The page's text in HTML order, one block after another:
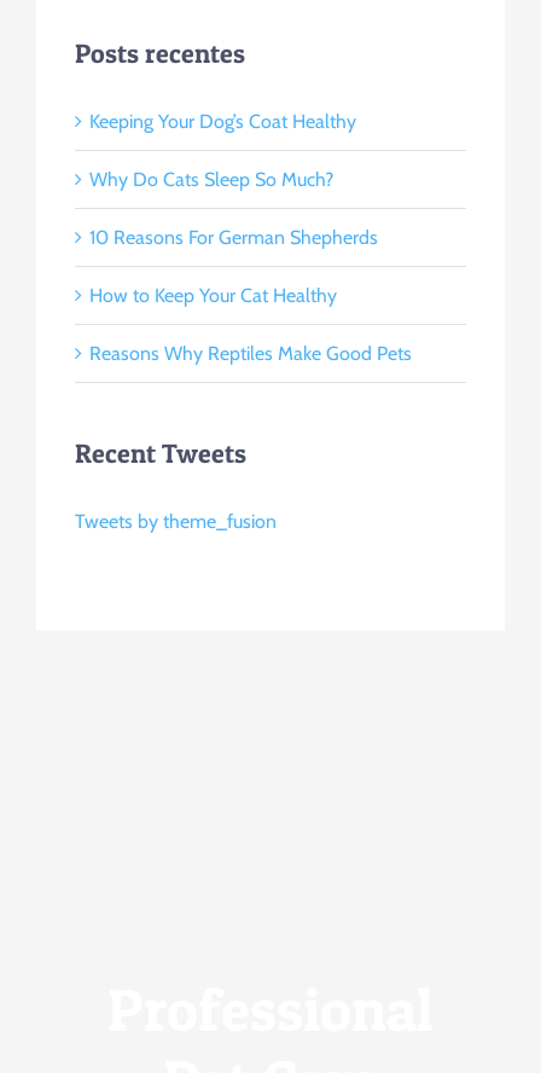
Posts recentes
Keeping Your Dog’s Coat Healthy
Why Do Cats Sleep So Much?
10 Reasons For German Shepherds
How to Keep Your Cat Healthy
Reasons Why Reptiles Make Good Pets
Recent Tweets
Tweets by theme_fusion